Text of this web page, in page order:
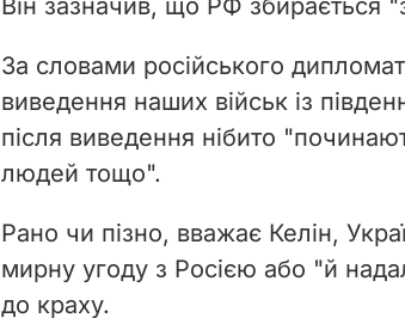
d
e
За словами російського
виведення наших військ із
після виведення нібито
людей тощо".
Рано чи пізно, вважає Келін,
мирну угоду з Росією або "й
до краху.